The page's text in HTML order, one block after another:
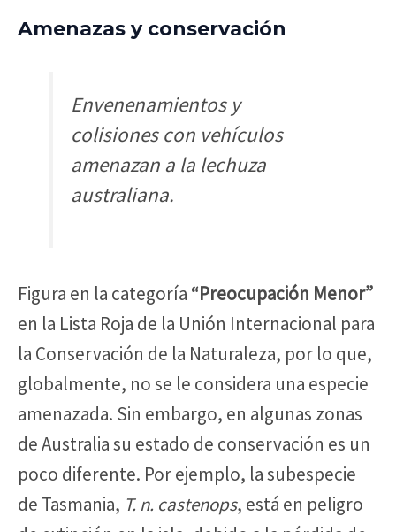
Amenazas y conservación
Envenenamientos y
colisiones con vehículos
amenazan a la lechuza
australiana.
Figura en la categoría “Preocupación Menor”
en la Lista Roja de la Unión Internacional para
la Conservación de la Naturaleza, por lo que,
globalmente, no se le considera una especie
amenazada. Sin embargo, en algunas zonas
de Australia su estado de conservación es un
poco diferente. Por ejemplo, la subespecie
de Tasmania, T. n. castenops, está en peligro